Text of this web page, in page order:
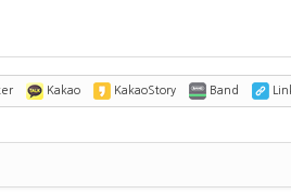
Kakao KakaoStory Band